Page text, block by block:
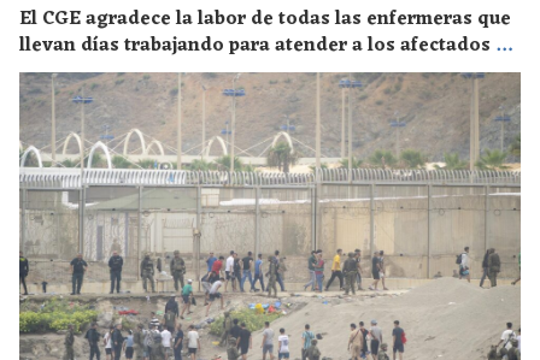
El CGE agradece la labor de todas las enfermeras que
llevan días trabajando para atender a los afectados de
la crisis migratoria de Ceuta